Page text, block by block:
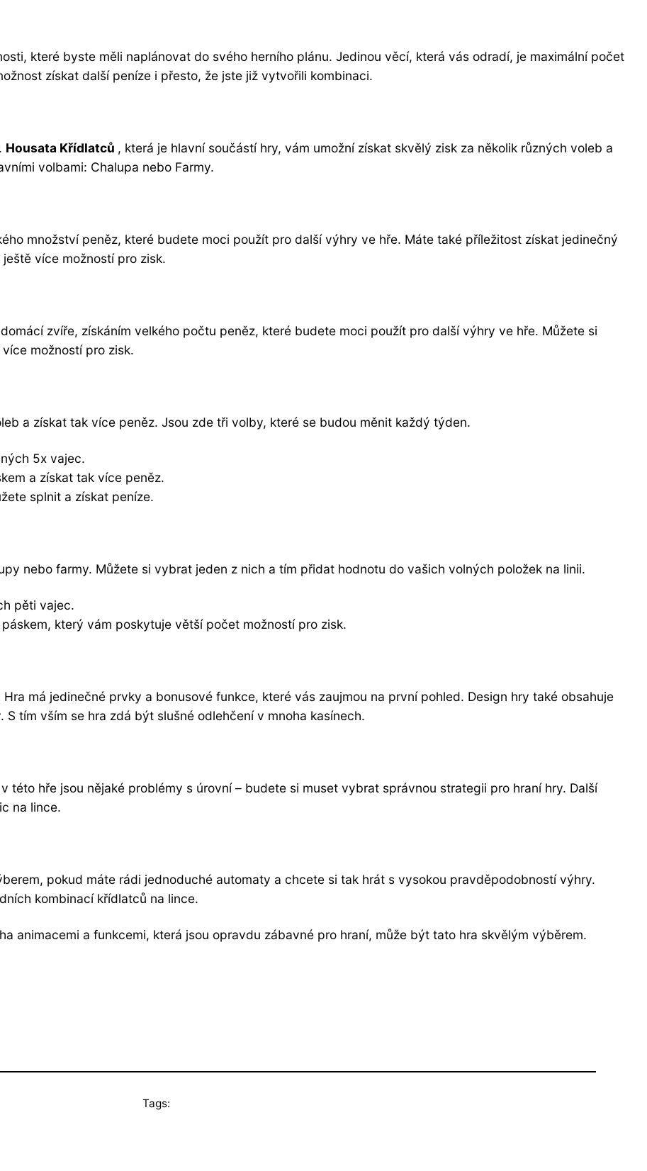
které byste měli naplánovat do svého herního plánu. Jedinou věcí, která vás odradí, je maximální počet
získat další peníze i přesto, že jste již vytvořili kombinaci.
Housata Křídlatců , která je hlavní součástí hry, vám umožní získat skvělý zisk za několik různých voleb a
volbami: Chalupa nebo Farmy.
množství peněz, které budete moci použít pro další výhry ve hře. Máte také příležitost získat jedinečný
více možností pro zisk.
zvíře, získáním velkého počtu peněz, které budete moci použít pro další výhry ve hře. Můžete si
možností pro zisk.
a získat tak více peněz. Jsou zde tři volby, které se budou měnit každý týden.
5x vajec.
a získat tak více peněz.
splnit a získat peníze.
nebo farmy. Můžete si vybrat jeden z nich a tím přidat hodnotu do vašich volných položek na linii.
pěti vajec.
který vám poskytuje větší počet možností pro zisk.
Hra má jedinečné prvky a bonusové funkce, které vás zaujmou na první pohled. Design hry také obsahuje
tím vším se hra zdá být slušné odlehčení v mnoha kasínech.
této hře jsou nějaké problémy s úrovní – budete si muset vybrat správnou strategii pro hraní hry. Další
na lince.
pokud máte rádi jednoduché automaty a chcete si tak hrát s vysokou pravděpodobností výhry.
kombinací křídlatců na lince.
animacemi a funkcemi, která jsou opravdu zábavné pro hraní, může být tato hra skvělým výběrem.
Tags: